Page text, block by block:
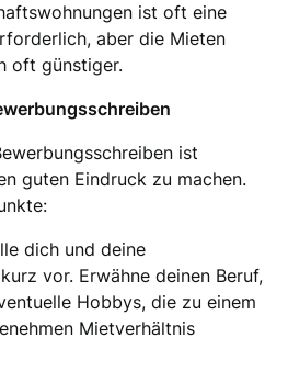
ist oft eine
aber die Mieten
oft günstiger.
ist
guten Eindruck zu machen.
dich und deine
vor. Erwähne deinen Beruf,
Hobbys, die zu einem
Mietverhältnis